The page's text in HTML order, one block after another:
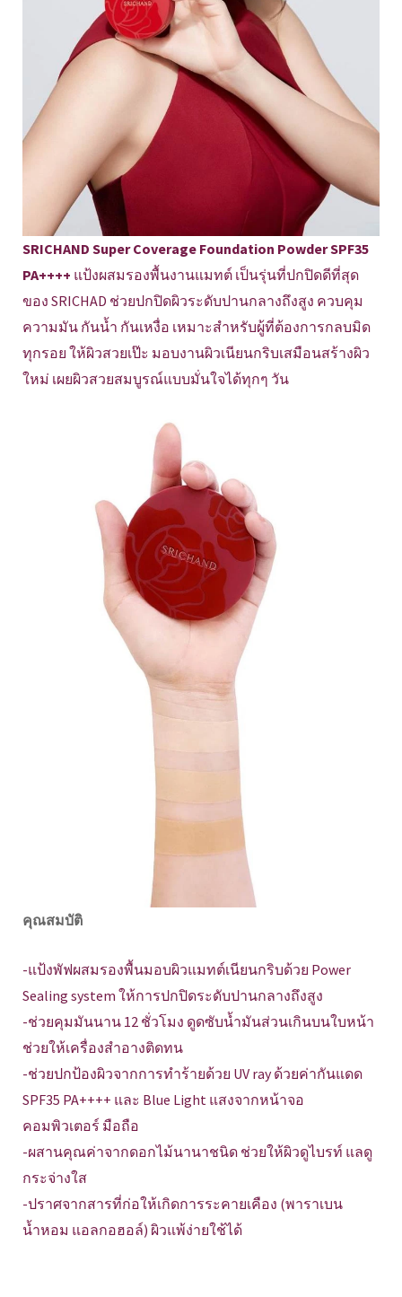
SRICHAND Super Coverage Foundation Powder SPF35
PA++++ แป้งผสมรองพื้นงานแมทต์ เป็นรุ่นที่ปกปิดดีที่สุด
ของ SRICHAD ช่วยปกปิดผิวระดับปานกลางถึงสูง ควบคุม
ความมัน กันน้ำ กันเหงื่อ เหมาะสำหรับผู้ที่ต้องการกลบมิด
ทุกรอย ให้ผิวสวยเป๊ะ มอบงานผิวเนียนกริบเสมือนสร้างผิว
ใหม่ เผยผิวสวยสมบูรณ์แบบมั่นใจได้ทุกๆ วัน
คุณสมบัติ
-แป้งพัฟผสมรองพื้นมอบผิวแมทต์เนียนกริบด้วย Power
Sealing system ให้การปกปิดระดับปานกลางถึงสูง
-ช่วยคุมมันนาน 12 ชั่วโมง ดูดซับน้ำมันส่วนเกินบนใบหน้า
ช่วยให้เครื่องสำอางติดทน
-ช่วยปกป้องผิวจากการทำร้ายด้วย UV ray ด้วยค่ากันแดด
SPF35 PA++++ และ Blue Light แสงจากหน้าจอ
คอมพิวเตอร์ มือถือ
-ผสานคุณค่าจากดอกไม้นานาชนิด ช่วยให้ผิวดูไบรท์ แลดู
กระจ่างใส
-ปราศจากสารที่ก่อให้เกิดการระคายเคือง (พาราเบน
น้ำหอม แอลกอฮอล์) ผิวแพ้ง่ายใช้ได้